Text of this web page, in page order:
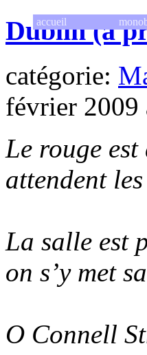
accueil
Dublin (à
catégorie:
février 2009
Le rouge
attendent
La salle est
on s’y met
O Connell